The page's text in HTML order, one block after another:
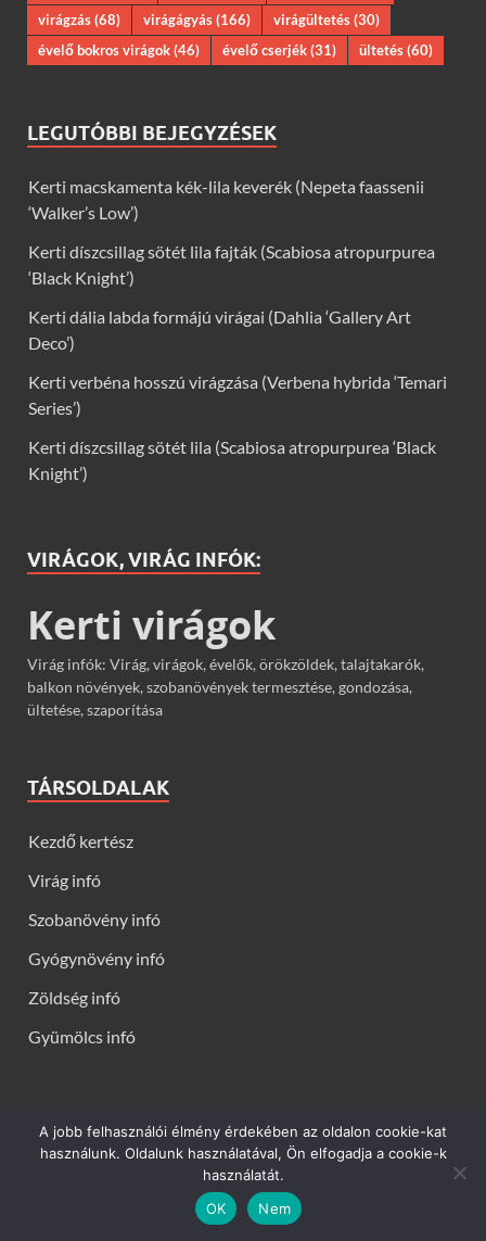
virágzás(68) virágágyás(166) virágültetés(30)
évelő bokros virágok(46) évelő cserjék(31) ültetés(60)
LEGUTÓBBI BEJEGYZÉSEK
Kerti macskamenta kék-lila keverék (Nepeta faassenii
‘Walker’s Low’)
Kerti díszcsillag sötét lila fajták (Scabiosa atropurpurea
‘Black Knight’)
Kerti dália labda formájú virágai (Dahlia ‘Gallery Art
Deco’)
Kerti verbéna hosszú virágzása (Verbena hybrida ‘Temari
Series’)
Kerti díszcsillag sötét lila (Scabiosa atropurpurea ‘Black
Knight’)
VIRÁGOK, VIRÁG INFÓK:
Kerti virágok
Virág infók: Virág, virágok, évelők, örökzöldek, talajtakarók,
balkon növények, szobanövények termesztése, gondozása,
ültetése, szaporítása
TÁRSOLDALAK
Kezdő kertész
Virág infó
Szobanövény infó
Gyógynövény infó
Zöldség infó
Gyümölcs infó
Kerti virágok - Virág infók: Virág, virágok, évelők, örökzöldek,
talajtakarók, balkon növények, szobanövények termesztése,
gondozása, ültetése, szaporítása
andHitMag.
A jobb felhasználói élmény érdekében az oldalon cookie-kat
használunk. Oldalunk használatával, Ön elfogadja a cookie-k
használatát.
OK
Nem